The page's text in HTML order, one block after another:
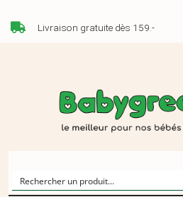
Livraison gratuite dès 159.-